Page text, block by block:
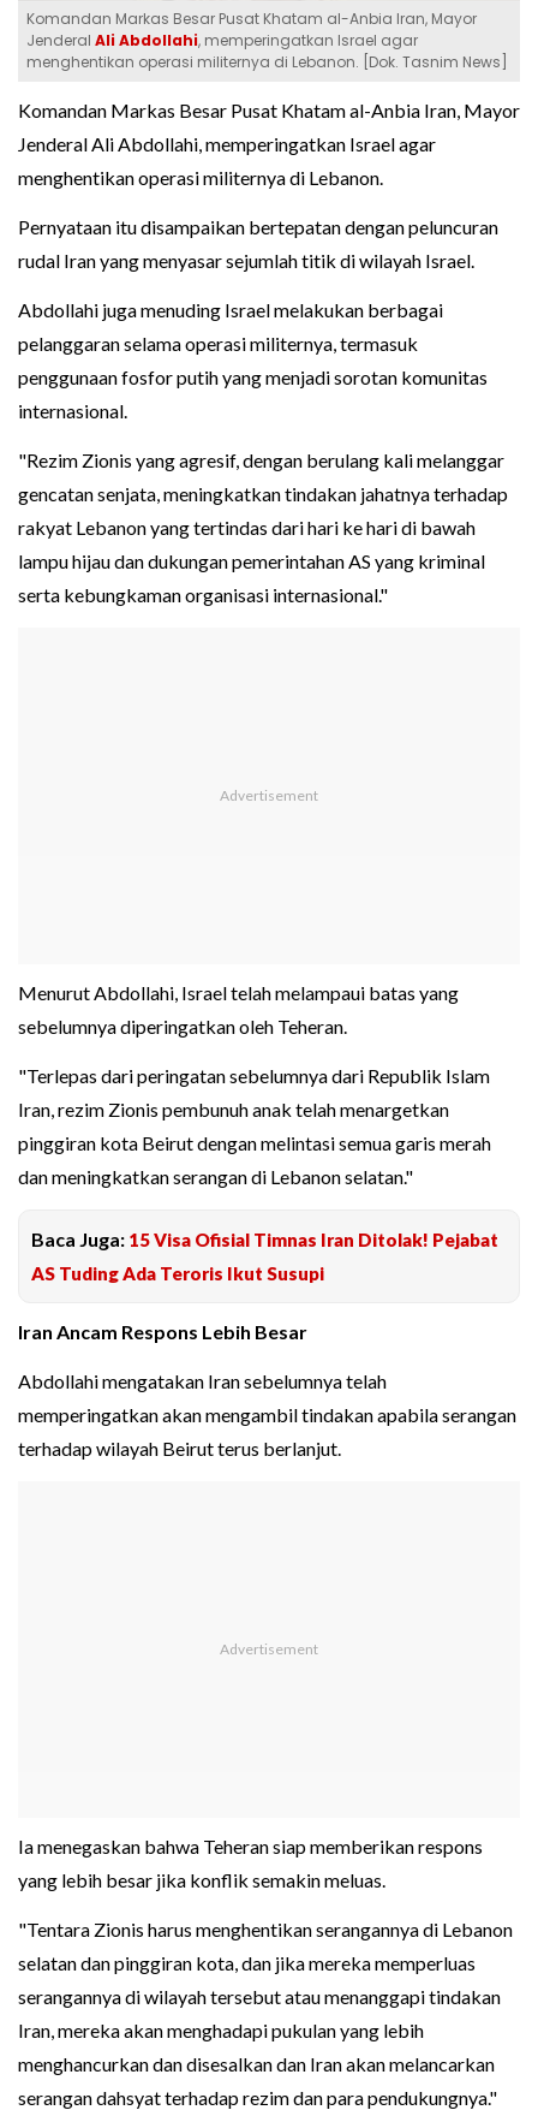
Komandan Markas Besar Pusat Khatam al-Anbia Iran, Mayor
Jenderal Ali Abdollahi, memperingatkan Israel agar
menghentikan operasi militernya di Lebanon. [Dok. Tasnim News]
Komandan Markas Besar Pusat Khatam al-Anbia Iran, Mayor
Jenderal Ali Abdollahi, memperingatkan Israel agar
menghentikan operasi militernya di Lebanon.
Pernyataan itu disampaikan bertepatan dengan peluncuran
rudal Iran yang menyasar sejumlah titik di wilayah Israel.
Abdollahi juga menuding Israel melakukan berbagai
pelanggaran selama operasi militernya, termasuk
penggunaan fosfor putih yang menjadi sorotan komunitas
internasional.
"Rezim Zionis yang agresif, dengan berulang kali melanggar
gencatan senjata, meningkatkan tindakan jahatnya terhadap
rakyat Lebanon yang tertindas dari hari ke hari di bawah
lampu hijau dan dukungan pemerintahan AS yang kriminal
serta kebungkaman organisasi internasional."
Menurut Abdollahi, Israel telah melampaui batas yang
sebelumnya diperingatkan oleh Teheran.
"Terlepas dari peringatan sebelumnya dari Republik Islam
Iran, rezim Zionis pembunuh anak telah menargetkan
pinggiran kota Beirut dengan melintasi semua garis merah
dan meningkatkan serangan di Lebanon selatan."
Baca Juga: 15 Visa Ofisial Timnas Iran Ditolak! Pejabat
AS Tuding Ada Teroris Ikut Susupi
Iran Ancam Respons Lebih Besar
Abdollahi mengatakan Iran sebelumnya telah
memperingatkan akan mengambil tindakan apabila serangan
terhadap wilayah Beirut terus berlanjut.
Ia menegaskan bahwa Teheran siap memberikan respons
yang lebih besar jika konflik semakin meluas.
"Tentara Zionis harus menghentikan serangannya di Lebanon
selatan dan pinggiran kota, dan jika mereka memperluas
serangannya di wilayah tersebut atau menanggapi tindakan
Iran, mereka akan menghadapi pukulan yang lebih
menghancurkan dan disesalkan dan Iran akan melancarkan
serangan dahsyat terhadap rezim dan para pendukungnya."